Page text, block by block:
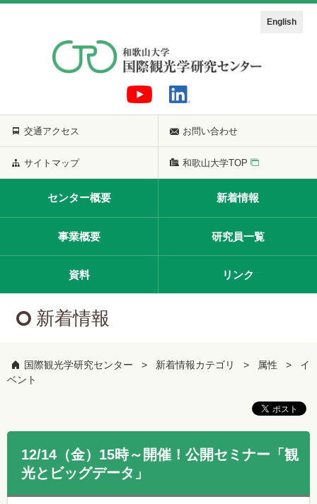
English
交通アクセス お問い合わせ
サイトマップ 和歌山大学TOP
センター概要 新着情報
事業概要 研究員一覧
資料 リンク
新着情報
国際観光学研究センター 新着情報カテゴリ 属性
イ
ベント
12/14（金）15時～開催！公開セミナー「観
光とビッグデータ」